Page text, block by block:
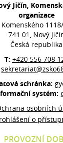
Jičín,
organizace
Komenského
741 01, Nový
Česká republika
T: +420 556 708
schránka:
systém:
osobních
o
PROVOZNÍ